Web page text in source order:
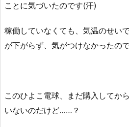
ことに気づいたのです(汗)
稼働していなくても、気温のせい
が下がらず、気がつけなかったので
このひよこ電球、まだ購入してか
いないのだけど……？